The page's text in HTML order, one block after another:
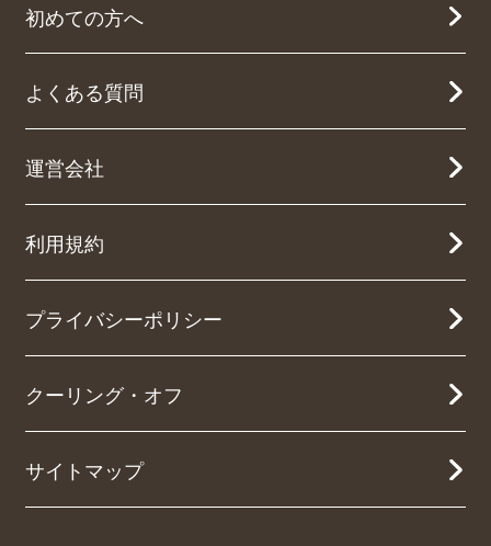
初めての方へ
よくある質問
運営会社
利用規約
プライバシーポリシー
クーリング・オフ
サイトマップ